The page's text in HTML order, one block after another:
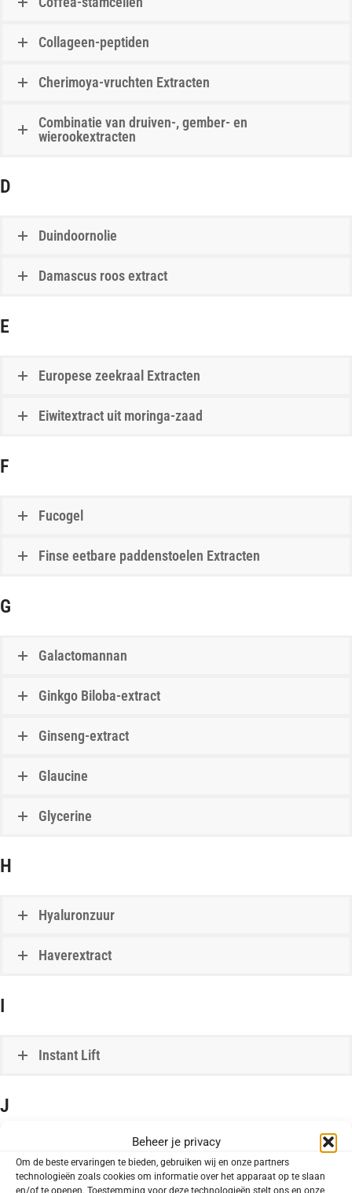
Beheer je privacy
Om de beste ervaringen te bieden, gebruiken wij en onze partners
technologieën zoals cookies om informatie over het apparaat op te slaan
en/of te openen. Toestemming voor deze technologieën stelt ons en onze
Collageen-peptiden
Cherimoya-vruchten Extracten
Combinatie van druiven-, gember- en
wierookextracten
D
Duindoornolie
Damascus roos extract
E
Europese zeekraal Extracten
Eiwitextract uit moringa-zaad
F
Fucogel
Finse eetbare paddenstoelen Extracten
G
Galactomannan
Ginkgo Biloba-extract
Ginseng-extract
Glaucine
Glycerine
H
Hyaluronzuur
Haverextract
I
Instant Lift
J